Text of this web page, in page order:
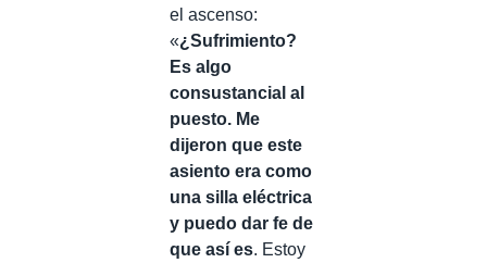
el ascenso:
«¿Sufrimiento?
Es algo
consustancial al
puesto. Me
dijeron que este
asiento era como
una silla eléctrica
y puedo dar fe de
que así es. Estoy